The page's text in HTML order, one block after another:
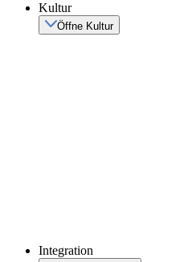
Kultur
Öffne Kultur
Integration